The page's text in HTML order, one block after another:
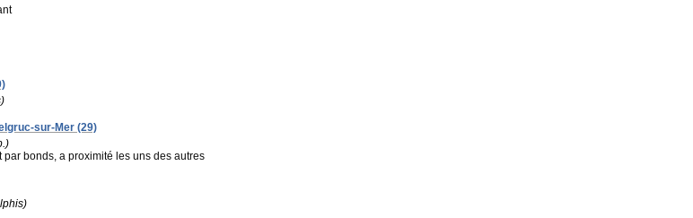
sur-Mer (29)
bonds, a proximité les uns des autres